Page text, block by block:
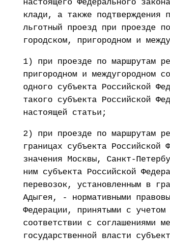
настоящего Федерального
клади, а также подтверждения
льготный проезд при проезде
городском, пригородном и
1) при проезде по маршрутам
пригородном и междугородном
одного субъекта Российской
такого субъекта Российской
настоящей статьи;
2) при проезде по маршрутам
границах субъекта Российской
значения Москвы, Санкт-
ним субъекта Российской
перевозок, установленным в
Адыгея, - нормативными
Федерации, принятыми с
соответствии с соглашениями
государственной власти